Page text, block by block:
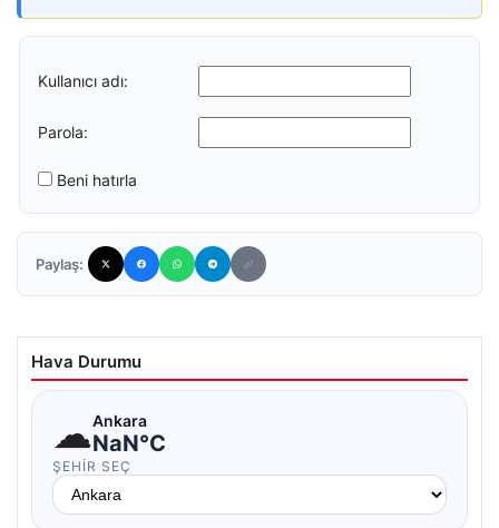
Kullanıcı adı:
Parola:
Beni hatırla
Paylaş:
Hava Durumu
☁Ankara
NaN°C
ŞEHIR SEÇ